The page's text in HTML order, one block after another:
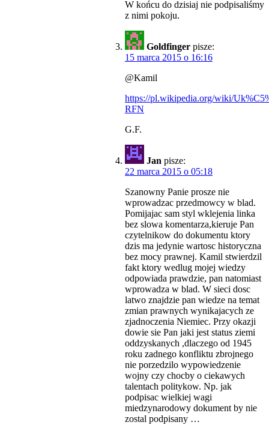
W końcu do dzisiaj nie podpisaliśmy
z nimi pokoju.
Goldfinger pisze:
15 marca 2015 o 16:16
@Kamil
https://pl.wikipedia.org/wiki/
RFN
G.F.
Jan pisze:
22 marca 2015 o 05:18
Szanowny Panie prosze nie
wprowadzac przedmowcy w blad.
Pomijajac sam styl wklejenia linka
bez slowa komentarza,kieruje Pan
czytelnikow do dokumentu ktory
dzis ma jedynie wartosc historyczna
bez mocy prawnej. Kamil stwierdzil
fakt ktory wedlug mojej wiedzy
odpowiada prawdzie, pan natomiast
wprowadza w blad. W sieci dosc
latwo znajdzie pan wiedze na temat
zmian prawnych wynikajacych ze
zjadnoczenia Niemiec. Przy okazji
dowie sie Pan jaki jest status ziemi
oddzyskanych ,dlaczego od 1945
roku zadnego konfliktu zbrojnego
nie porzedzilo wypowiedzenie
wojny czy chocby o ciekawych
talentach politykow. Np. jak
podpisac wielkiej wagi
miedzynarodowy dokument by nie
zostal podpisany …